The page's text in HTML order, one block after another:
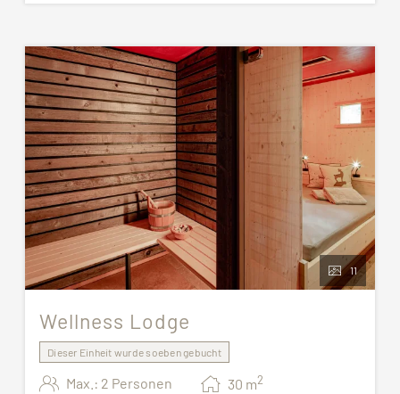
11
Wellness Lodge
Dieser Einheit wurde soeben gebucht
Max.: 2 Personen 30 m2